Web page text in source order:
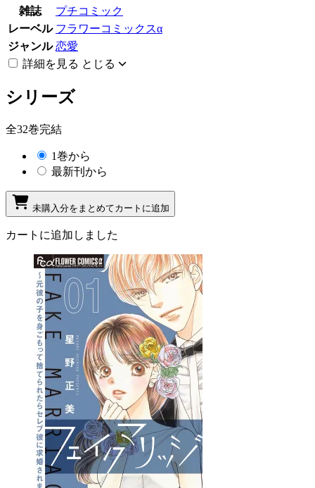
雑誌
プチコミック
レーベル フラワーコミックスα
ジャンル 恋愛
詳細を見る とじる
シリーズ
全32巻完結
1巻から
最新刊から
未購入分をまとめてカートに追加
カートに追加しました